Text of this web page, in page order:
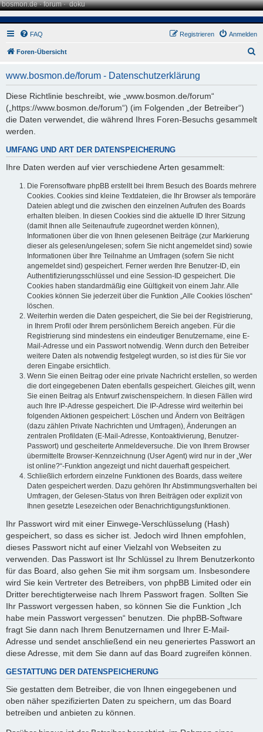
bosmon.de·forum·doku
FAQ Anmelden
Registrieren
Foren-Übersicht
www.bosmon.de/forum - Datenschutzerklärung
Diese Richtlinie beschreibt, wie „www.bosmon.de/forum“
(„https://www.bosmon.de/forum“) (im Folgenden „der Betreiber“)
die Daten verwendet, die während Ihres Foren-Besuchs gesammelt
werden.
UMFANG UND ART DER DATENSPEICHERUNG
Ihre Daten werden auf vier verschiedene Arten gesammelt:
Die Forensoftware phpBB erstellt bei Ihrem Besuch des Boards mehrere
Cookies. Cookies sind kleine Textdateien, die Ihr Browser als temporäre
Dateien ablegt und die zwischen den einzelnen Aufrufen des Boards
erhalten bleiben. In diesen Cookies sind die aktuelle ID Ihrer Sitzung
(damit Ihnen alle Seitenaufrufe zugeordnet werden können),
Informationen über die von Ihnen gelesenen Beiträge (zur Markierung
dieser als gelesen/ungelesen; sofern Sie nicht angemeldet sind) sowie
Informationen über Ihre Teilnahme an Umfragen (sofern Sie nicht
angemeldet sind) gespeichert. Ferner werden Ihre Benutzer-ID, ein
Authentifizierungsschlüssel und eine Session-ID gespeichert. Die
Cookies haben standardmäßig eine Gültigkeit von einem Jahr. Alle
Cookies können Sie jederzeit über die Funktion „Alle Cookies löschen“
löschen.
Weiterhin werden die Daten gespeichert, die Sie bei der Registrierung,
in Ihrem Profil oder Ihrem persönlichem Bereich angeben. Für die
Registrierung sind mindestens ein eindeutiger Benutzername, eine E-
Mail-Adresse und ein Passwort notwendig. Wenn durch den Betreiber
weitere Daten als notwendig festgelegt wurden, so ist dies für Sie vor
deren Eingabe ersichtlich.
Wenn Sie einen Beitrag oder eine private Nachricht erstellen, so werden
die dort eingegebenen Daten ebenfalls gespeichert. Gleiches gilt, wenn
Sie einen Beitrag als Entwurf zwischenspeichern. In diesen Fällen wird
auch Ihre IP-Adresse gespeichert. Die IP-Adresse wird weiterhin bei
folgenden Aktionen gespeichert: Löschen und Ändern von Beiträgen
(dazu zählen Private Nachrichten und Umfragen), Änderungen an
zentralen Profildaten (E-Mail-Adresse, Kontoaktivierung, Benutzer-
Passwort) und gescheiterte Anmeldeversuche. Die von Ihrem Browser
übermittelte Browser-Kennzeichnung (User Agent) wird nur in der „Wer
ist online?“-Funktion angezeigt und nicht dauerhaft gespeichert.
Schließlich erfordern einzelne Funktionen des Boards, dass weitere
Daten gespeichert werden. Dazu gehören Ihr Abstimmungsverhalten bei
Umfragen, der Gelesen-Status von Ihren Beiträgen oder explizit von
Ihnen gesetzte Lesezeichen oder Benachrichtigungsfunktionen.
Ihr Passwort wird mit einer Einwege-Verschlüsselung (Hash)
gespeichert, so dass es sicher ist. Jedoch wird Ihnen empfohlen,
dieses Passwort nicht auf einer Vielzahl von Webseiten zu
verwenden. Das Passwort ist Ihr Schlüssel zu Ihrem Benutzerkonto
für das Board, also gehen Sie mit ihm sorgsam um. Insbesondere
wird Sie kein Vertreter des Betreibers, von phpBB Limited oder ein
Dritter berechtigterweise nach Ihrem Passwort fragen. Sollten Sie
Ihr Passwort vergessen haben, so können Sie die Funktion „Ich
habe mein Passwort vergessen“ benutzen. Die phpBB-Software
fragt Sie dann nach Ihrem Benutzernamen und Ihrer E-Mail-
Adresse und sendet anschließend ein neu generiertes Passwort an
diese Adresse, mit dem Sie dann auf das Board zugreifen können.
GESTATTUNG DER DATENSPEICHERUNG
Sie gestatten dem Betreiber, die von Ihnen eingegebenen und
oben näher spezifizierten Daten zu speichern, um das Board
betreiben und anbieten zu können.